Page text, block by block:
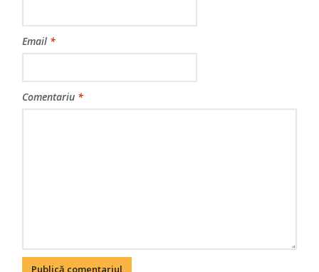
Email *
Comentariu *